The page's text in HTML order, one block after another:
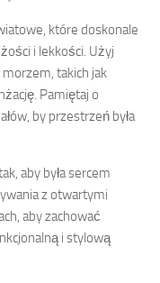
które doskonale
i lekkości. Użyj
takich jak
Pamiętaj o
by przestrzeń była
aby była sercem
z otwartymi
aby zachować
i stylową